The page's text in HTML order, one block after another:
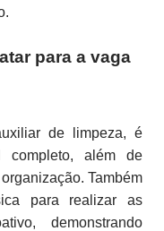
para a vaga
de limpeza, é
completo, além de
Também
para realizar as
demonstrando